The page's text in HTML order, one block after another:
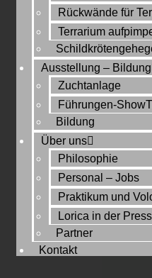
Rückwände für
Terrarium
Ausstellung – Bildung
Zuchtanlage
Führungen-
Bildung
Über uns
Philosophie
Personal – Jobs
Praktikum und
Lorica in der
Partner
Kontakt